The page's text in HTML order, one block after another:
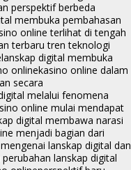
perspektif berbeda
membuka pembahasan
online terlihat di tengah
terbaru tren teknologi
lanskap digital membuka
onlinekasino online dalam
secara
melalui fenomena
online mulai mendapat
digital membawa narasi
menjadi bagian dari
lanskap digital dan
lanskap digital